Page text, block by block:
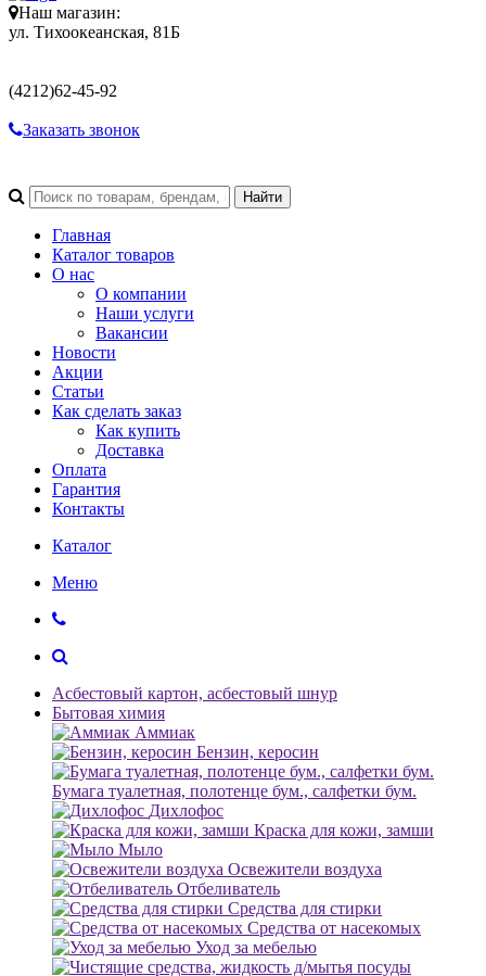
Наш магазин:
ул. Тихоокеанская, 81Б
(4212)62-45-92
Заказать звонок
Главная
Каталог товаров
О нас
О компании
Наши услуги
Вакансии
Новости
Акции
Статьи
Как сделать заказ
Как купить
Доставка
Оплата
Гарантия
Контакты
Каталог
Меню
Асбестовый картон, асбестовый шнур
Бытовая химия
Аммиак
Бензин, керосин
Бумага туалетная, полотенце бум., салфетки бум.
Дихлофос
Краска для кожи, замши
Мыло
Освежители воздуха
Отбеливатель
Средства для стирки
Средства от насекомых
Уход за мебелью